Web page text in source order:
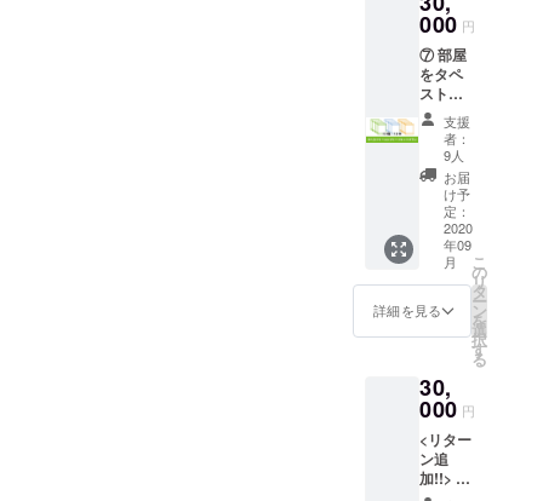
される
方は
「備考
欄」に
掲示す
るお名
前をご
記入く
ださい
欄」に
掲示す
るお名
前をご
記入く
ださい
でも絵
はあり
ません
※6セッ
ト以上
のご支
援は
『コン
プリー
トセッ
ト』を
ご選択
くださ
ターン
内容】
ション
ヒスト
リーガ
チャ 缶
バッチ
6個 ※ラ
りま
す！
※2sp.申
込での
利用を
希望さ
れる場
合は別
途差額
が発生
します
のでご
了承く
ださい
※メール
にてお
ターン
内容】
Future
Entry
◆御礼
度先ま
でスケ
ジュー
ルを切
れるの
で、腰
を据え
て大作
にも取
り組め
ます
ね。あ
なたの
そんな
作品が
読みた
込での
利用を
希望さ
れる場
合は別
途差額
000 円
⑦ 部屋
をタペ
スト
リーで
埋め尽
くそ
う！
「タペ
スト
リーコ
ンプ
リート
セット
プラ
ン」 ①
に加え
ンクリ
各回の
イメー
ジイラ
ストを
使った
支援
者：
9人
お届
け予
定：
2020
年09
月
詳細を見る
こ
の
リ
タ
ー
ン
を
選
択
す
る
30,
000 円
<リター
ン追
加!!> ⑪